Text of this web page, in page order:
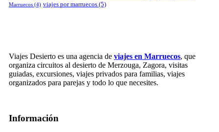
Marruecos (4) viajes por marruecos (5)
Viajes Desierto es una agencia de viajes en Marruecos, que
organiza circuitos al desierto de Merzouga, Zagora, visitas
guiadas, excursiones, viajes privados para familias, viajes
organizados para parejas y todo lo que necesites.
Información